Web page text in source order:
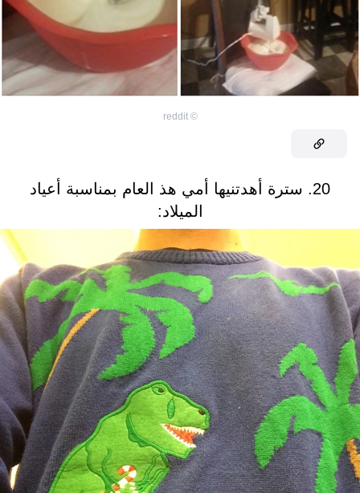
©
reddit
20. سترة أهدتنيها أمي هذ العام بمناسبة أعياد
الميلاد: